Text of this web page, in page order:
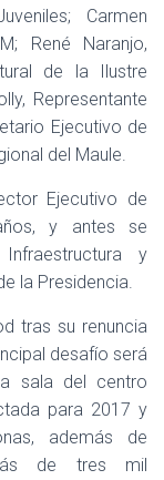
Carmen
René Naranjo,
de la Ilustre
Representante
Ejecutivo de
del Maule.
Ejecutivo de
y antes se
y
la Presidencia.
tras su renuncia
desafío será
sala del centro
para 2017 y
además de
de tres mil